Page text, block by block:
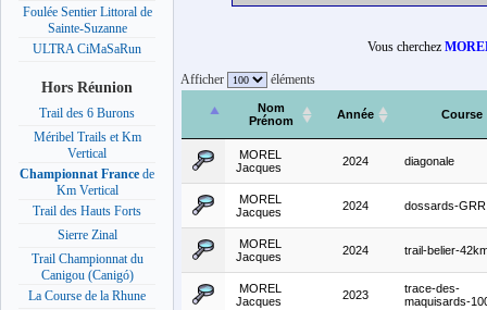
Foulée Sentier Littoral de
Sainte-Suzanne
ULTRA CiMaSaRun
Hors Réunion
Trail des 6 Burons
Méribel Trails et Km
Vertical
Championnat France de
Km Vertical
Trail des Hauts Forts
Sierre Zinal
Trail Championnat du
Canigou (Canigó)
La Course de la Rhune
Vous cherchez
Afficher éléments
Nom
Prénom
Année Course
MOREL
Jacques
2024 diagonale
MOREL
Jacques
2024 dossards-GRR
MOREL
Jacques
2024 trail-belier-
MOREL
Jacques
2023
trace-des-
maquisards-